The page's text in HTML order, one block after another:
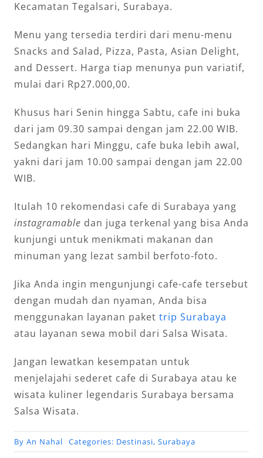
Kecamatan Tegalsari, Surabaya.
Menu yang tersedia terdiri dari menu-menu
Snacks and Salad, Pizza, Pasta, Asian Delight,
and Dessert. Harga tiap menunya pun variatif,
mulai dari Rp27.000,00.
Khusus hari Senin hingga Sabtu, cafe ini buka
dari jam 09.30 sampai dengan jam 22.00 WIB.
Sedangkan hari Minggu, cafe buka lebih awal,
yakni dari jam 10.00 sampai dengan jam 22.00
WIB.
Itulah 10 rekomendasi cafe di Surabaya yang
instagramable dan juga terkenal yang bisa Anda
kunjungi untuk menikmati makanan dan
minuman yang lezat sambil berfoto-foto.
Jika Anda ingin mengunjungi cafe-cafe tersebut
dengan mudah dan nyaman, Anda bisa
menggunakan layanan paket trip Surabaya
atau layanan sewa mobil dari Salsa Wisata.
Jangan lewatkan kesempatan untuk
menjelajahi sederet cafe di Surabaya atau ke
wisata kuliner legendaris Surabaya bersama
Salsa Wisata.
By An Nahal Categories: Destinasi, Surabaya